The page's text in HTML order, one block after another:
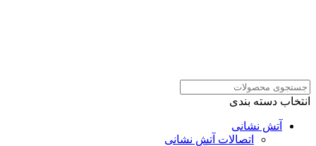
انتخاب دسته بندی
آتش نشانی
اتصالات آتش نشانی